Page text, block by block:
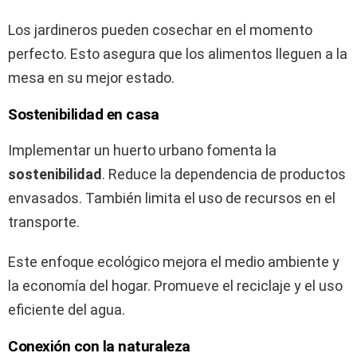
Los jardineros pueden cosechar en el momento
perfecto. Esto asegura que los alimentos lleguen a la
mesa en su mejor estado.
Sostenibilidad en casa
Implementar un huerto urbano fomenta la
sostenibilidad. Reduce la dependencia de productos
envasados. También limita el uso de recursos en el
transporte.
Este enfoque ecológico mejora el medio ambiente y
la economía del hogar. Promueve el reciclaje y el uso
eficiente del agua.
Conexión con la naturaleza